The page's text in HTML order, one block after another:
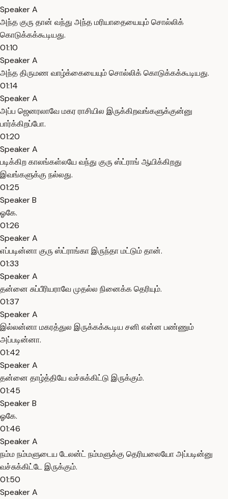
Speaker A
அந்த குரு தான் வந்து அந்த மரியாதையையும் சொல்லிக்
கொடுக்கக்கூடியது.
01:10
Speaker A
அந்த திருமண வாழ்க்கையையும் சொல்லிக் கொடுக்கக்கூடியது.
01:14
Speaker A
அப்ப ஜெனரலாவே மகர ராசியில இருக்கிறவங்களுக்குன்னு
பார்க்கிறப்போ.
01:20
Speaker A
படிக்கிற காலங்கள்லயே வந்து குரு ஸ்ட்ராங் ஆயிக்கிறது
இவங்களுக்கு நல்லது.
01:25
Speaker B
ஓகே.
01:26
Speaker A
எப்படின்னா குரு ஸ்ட்ராங்கா இருந்தா மட்டும் தான்.
01:33
Speaker A
தன்னை சுப்பீரியராவே முதல்ல நினைக்க தெரியும்.
01:37
Speaker A
இல்லன்னா மகரத்துல இருக்கக்கூடிய சனி என்ன பண்ணும்
அப்படின்னா.
01:42
Speaker A
தன்னை தாழ்த்தியே வச்சுக்கிட்டு இருக்கும்.
01:45
Speaker B
ஓகே.
01:46
Speaker A
நம்ம நம்மளுடைய டேலன்ட் நம்மளுக்கு தெரியலையோ அப்படின்னு
வச்சுக்கிட்டே இருக்கும்.
01:50
Speaker A